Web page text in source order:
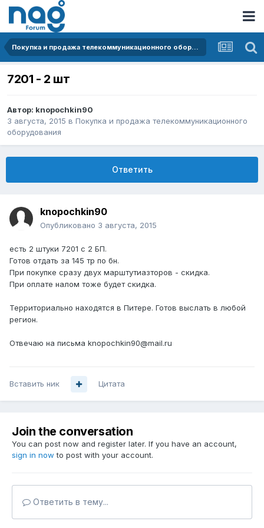
Покупка и продажа телекоммуникационного оборудования
7201 - 2 шт
Автор: knopochkin90
3 августа, 2015 в Покупка и продажа телекоммуникационного
оборудования
Ответить
knopochkin90
Опубликовано 3 августа, 2015
есть 2 штуки 7201 с 2 БП.
Готов отдать за 145 тр по бн.
При покупке сразу двух марштутиазторов - скидка.
При оплате налом тоже будет скидка.
Территориально находятся в Питере. Готов выслать в любой
регион.
Отвечаю на письма knopochkin90@mail.ru
Вставить ник Цитата
Join the conversation
You can post now and register later. If you have an account,
sign in now to post with your account.
Ответить в тему...